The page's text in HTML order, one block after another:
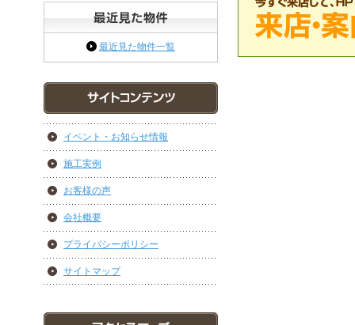
最近見た物件一覧
イベント・お知らせ情報
施工実例
お客様の声
会社概要
プライバシーポリシー
サイトマップ